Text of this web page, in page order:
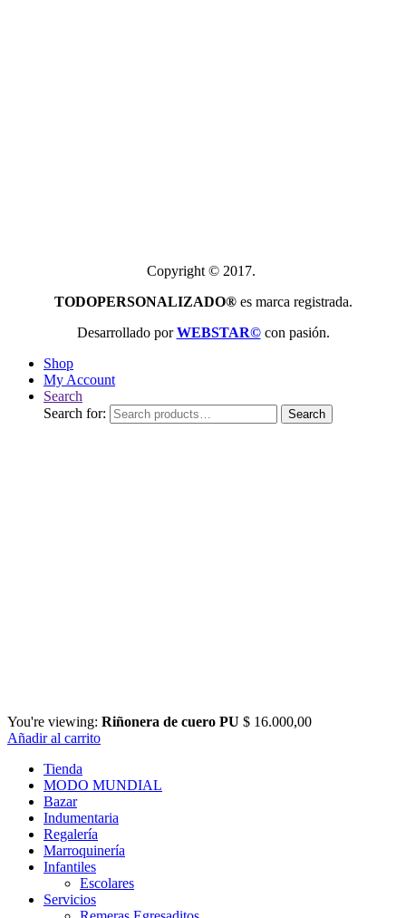
Copyright © 2017.
TODOPERSONALIZADO®es marca registrada.
Desarrollado porWEBSTAR©con pasión.
Shop
My Account
Search
Search for:
Search
You're viewing: Riñonera de cuero PU $ 16.000,00
Añadir al carrito
Tienda
MODO MUNDIAL
Bazar
Indumentaria
Regalería
Marroquinería
Infantiles
Escolares
Servicios